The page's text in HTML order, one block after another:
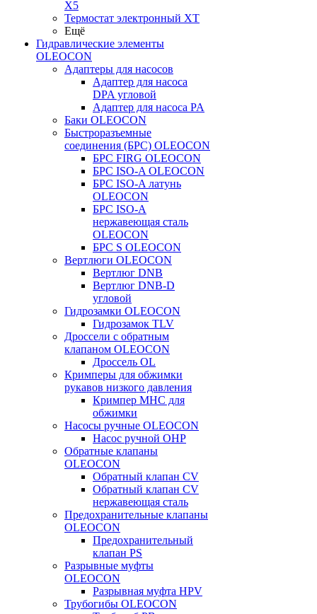
X5
Термостат электронный XT
Ещё
Гидравлические элементы
OLEOCON
Адаптеры для насосов
Адаптер для насоса
DPA угловой
Адаптер для насоса PA
Баки OLEOCON
Быстроразъемные
соединения (БРС) OLEOCON
БРС FIRG OLEOCON
БРС ISO-A OLEOCON
БРС ISO-A латунь
OLEOCON
БРС ISO-A
нержавеющая сталь
OLEOCON
БРС S OLEOCON
Вертлюги OLEOCON
Вертлюг DNB
Вертлюг DNB-D
угловой
Гидрозамки OLEOCON
Гидрозамок TLV
Дроссели с обратным
клапаном OLEOCON
Дроссель OL
Кримперы для обжимки
рукавов низкого давления
Кримпер MHC для
обжимки
Насосы ручные OLEOCON
Насос ручной OHP
Обратные клапаны
OLEOCON
Обратный клапан CV
Обратный клапан CV
нержавеющая сталь
Предохранительные клапаны
OLEOCON
Предохранительный
клапан PS
Разрывные муфты
OLEOCON
Разрывная муфта HPV
Трубогибы OLEOCON